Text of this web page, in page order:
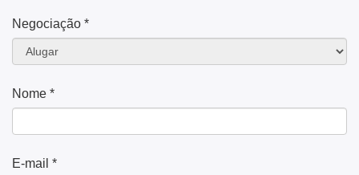
Negociação *
Nome *
E-mail *